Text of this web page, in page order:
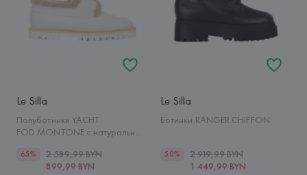
Le Silla
Полуботинки YACHT
FOD.MONTONE с натуральным
65%
2 589,99 BYN
899,99 BYN
Le Silla
Ботинки RANGER CHIFFON
50%
2 919,99 BYN
1 449,99 BYN